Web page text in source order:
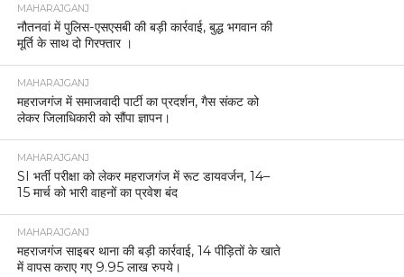
MAHARAJGANJ
नौतनवां में पुलिस-एसएसबी की बड़ी कार्रवाई, बुद्ध भगवान की
मूर्ति के साथ दो गिरफ्तार ।
MAHARAJGANJ
महराजगंज में समाजवादी पार्टी का प्रदर्शन, गैस संकट को
लेकर जिलाधिकारी को सौंपा ज्ञापन।
MAHARAJGANJ
SI भर्ती परीक्षा को लेकर महराजगंज में रूट डायवर्जन, 14–
15 मार्च को भारी वाहनों का प्रवेश बंद
MAHARAJGANJ
महराजगंज साइबर थाना की बड़ी कार्रवाई, 14 पीड़ितों के खाते
में वापस कराए गए 9.95 लाख रुपये।